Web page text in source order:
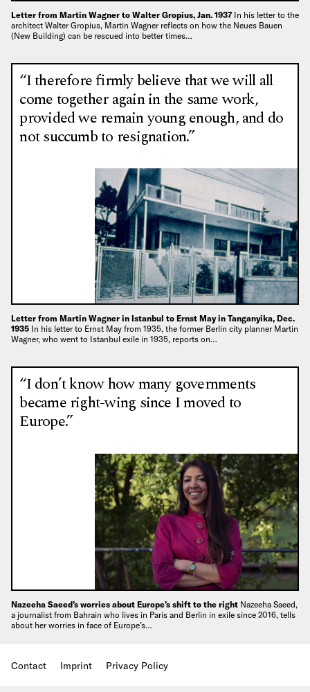
Letter from Martin Wagner to Walter Gropius, Jan. 1937 In his letter to the
architect Walter Gropius, Martin Wagner reflects on how the Neues Bauen
(New Building) can be rescued into better times…
“I therefore firmly believe that we will all
come together again in the same work,
provided we remain young enough, and do
not succumb to resignation.”
Letter from Martin Wagner in Istanbul to Ernst May in Tanganyika, Dec.
1935 In his letter to Ernst May from 1935, the former Berlin city planner Martin
Wagner, who went to Istanbul exile in 1935, reports on…
“I don’t know how many governments
became right-wing since I moved to
Europe.”
Nazeeha Saeed’s worries about Europe’s shift to the right Nazeeha Saeed,
a journalist from Bahrain who lives in Paris and Berlin in exile since 2016, tells
about her worries in face of Europe’s…
Contact Imprint Privacy Policy